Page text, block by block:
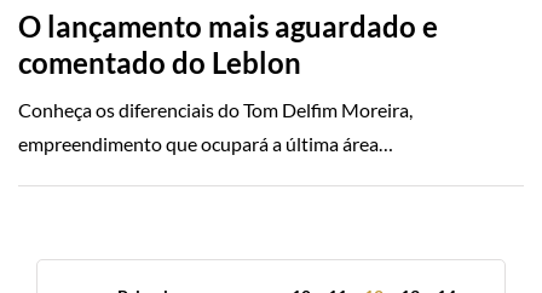
O lançamento mais aguardado e
comentado do Leblon
Conheça os diferenciais do Tom Delfim Moreira,
empreendimento que ocupará a última área…